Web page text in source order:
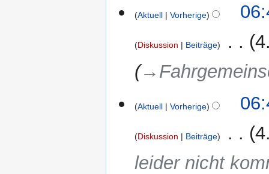
Aktuell Vorherige
Diskussion Beiträge
Aktuell Vorherige
Diskussion Beiträge
leider nicht